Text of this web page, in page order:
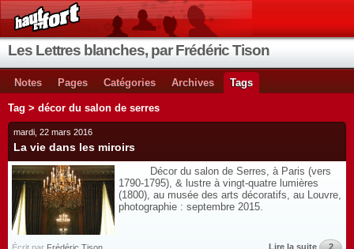
Les Lettres blanches, par Frédéric Tison
Notes Pages Catégories Archives Tags
Tag > décor du salon de serres
mardi, 22 mars 2016
La vie dans les miroirs
Décor du salon de Serres, à Paris (vers
1790-1795), & lustre à vingt-quatre lumières
(1800), au musée des arts décoratifs, au Louvre,
photographie : septembre 2015.
Écrit par Frédéric Tison Lire la suite 2